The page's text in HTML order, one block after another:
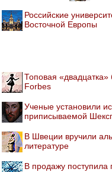
Российские
Восточной Европы
Топовая «двадцатка»
Forbes
Ученые установили
приписываемой
В Швеции вручили
литературе
В продажу поступила